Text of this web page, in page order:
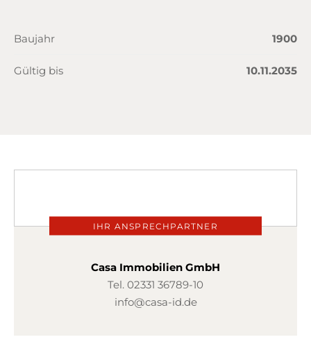
Baujahr 1900
Gültig bis 10.11.2035
IHR ANSPRECHPARTNER
Casa Immobilien GmbH
Tel. 02331 36789-10
info@casa-id.de